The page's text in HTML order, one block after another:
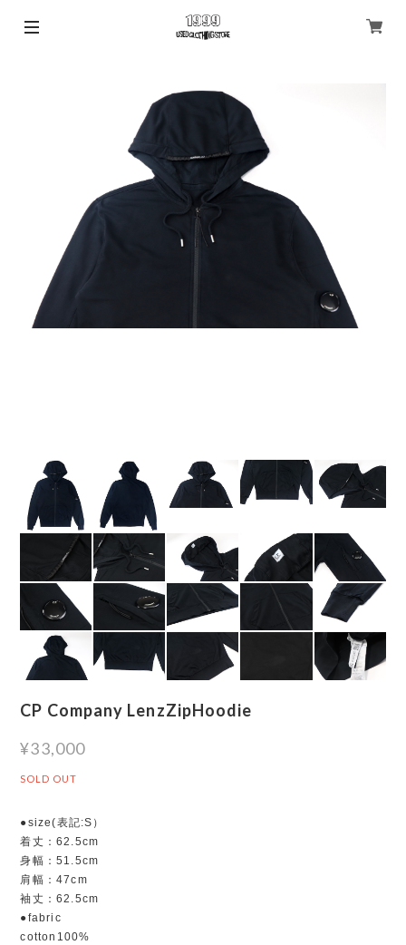
CP Company LenzZipHoodie
¥33,000
SOLD OUT
●size(表記:S）
着丈：62.5cm
身幅：51.5cm
肩幅：47cm
袖丈：62.5cm
●fabric
cotton100%